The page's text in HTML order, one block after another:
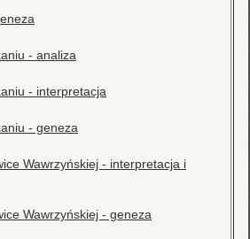
- analiza
- interpretacja
- geneza
Wawrzyńskiej - interpretacja i
Wawrzyńskiej - geneza